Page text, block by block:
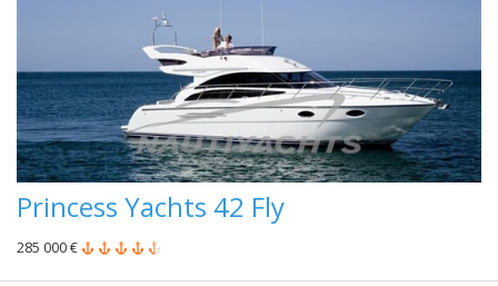
Princess Yachts 42 Fly
285 000 €